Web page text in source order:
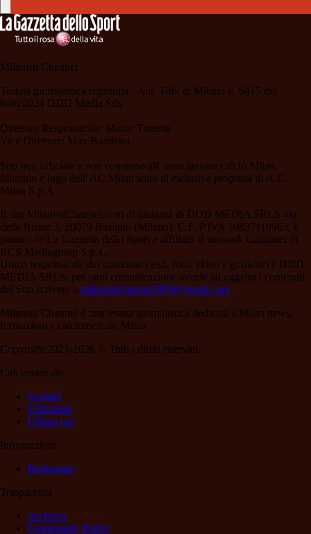
Milanisti Channel
Testata giornalistica registrata - Aut. Trib. di Milano n. 6415 del
6/06/2024 DDD Media Srls
Direttore Responsabile: Marco Torretta
Vice Direttore: Max Bambara.
Sito non ufficiale e non connesso all' associazione calcio Milan.
Marchio e logo dell' AC Milan sono di esclusiva proprietà di A.C.
Milan S.p.A.
Il sito MilanistiChannel.com di titolarità di DDD MEDIA SRLS via
delle Risaie 3, 20079 Basiglio (Milano), C.F./P.IVA 10837110963, è
partner de La Gazzetta dello Sport e affiliato al network Gazzanet di
RCS Mediagroup S.p.a..
Unico responsabile dei contenuti (testi, foto, video e grafiche) è DDD
MEDIA SRLS; per ogni comunicazione avente ad oggetto i contenuti
del Sito scrivere a milanistichannel1899@gmail.com
Milanisti Channel è una testata giornalistica dedicata a Milan news,
formazioni e calciomercato Milan
Copyright 2021-2026 © Tutti i diritti riservati.
Calciomercato
Scenari
Ufficialità
Ultima ora
Informazioni
Redazione
Trasparenza
Archivio
Community Policy